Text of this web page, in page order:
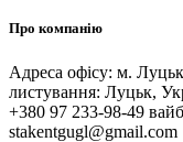
Про компанію
Адреса офісу: м.
листування: Луцьк,
+380 97 233-98-49
stakentgugl@gmail.com